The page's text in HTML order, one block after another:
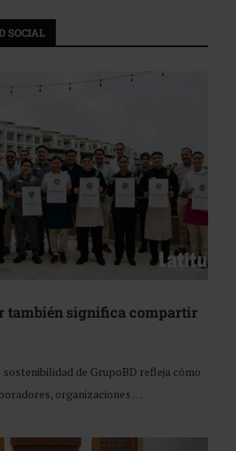
SOCIAL
también significa compartir
de GrupoBD refleja cómo
organizaciones …